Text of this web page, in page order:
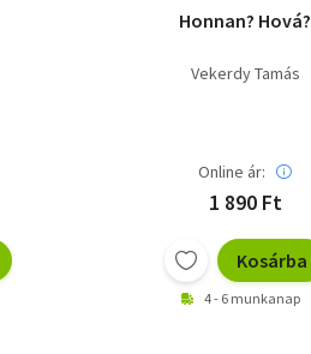
Honnan? Hová?
Vekerdy Tamás
Online ár:
1 890 Ft
Kosárba
4 - 6 munkanap